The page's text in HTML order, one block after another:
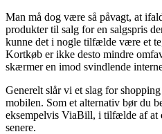
Man må dog være så påvagt, at
produkter til salg for en salgspris
kunne det i nogle tilfælde være et
Kortkøb er ikke desto mindre
skærmer en imod svindlende
Generelt slår vi et slag for
mobilen. Som et alternativ bør du
eksempelvis ViaBill, i tilfælde af at
senere.